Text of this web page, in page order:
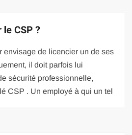
CSP ?
envisage de licencier un de ses
il doit parfois lui
sécurité professionnelle,
CSP . Un employé à qui un tel